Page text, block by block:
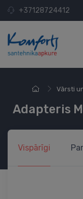
+37128724412
Vārsti
Adapteris
Vispārīgi